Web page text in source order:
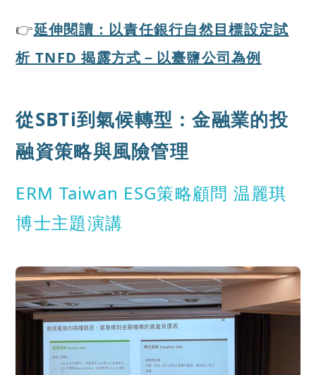
👉延伸閱讀：以責任銀行自然目標設定試
析 TNFD 揭露方式－以臺鹽公司為例
從SBTi到氣候轉型：金融業的投
融資策略與風險管理
ERM Taiwan ESG策略顧問 温麗琪
博士主題演講